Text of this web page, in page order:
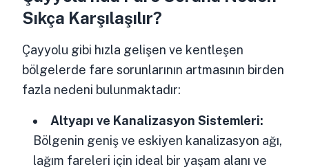
Sıkça Karşılaşılır?
Çayyolu gibi hızla gelişen ve kentleşen
bölgelerde fare sorunlarının artmasının birden
fazla nedeni bulunmaktadır:
Altyapı ve Kanalizasyon Sistemleri:
Bölgenin geniş ve eskiyen kanalizasyon ağı,
lağım fareleri için ideal bir yaşam alanı ve